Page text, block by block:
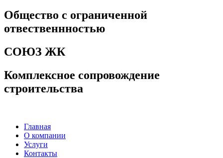
Общество с ограниченной
отвественнностью
СОЮЗ ЖК
Комплексное сопровождение
строительства
Главная
О компании
Услуги
Контакты